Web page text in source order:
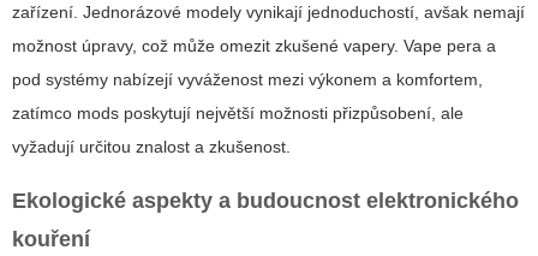
zařízení. Jednorázové modely vynikají jednoduchostí, avšak nemají
možnost úpravy, což může omezit zkušené vapery. Vape pera a
pod systémy nabízejí vyváženost mezi výkonem a komfortem,
zatímco mods poskytují největší možnosti přizpůsobení, ale
vyžadují určitou znalost a zkušenost.
Ekologické aspekty a budoucnost elektronického
kouření